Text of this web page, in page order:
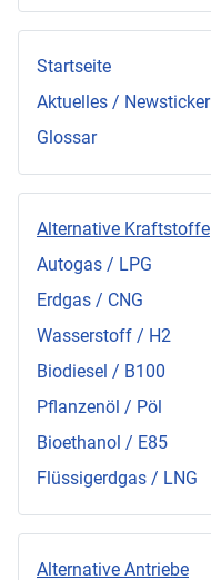
Startseite
Aktuelles / Newsticker
Glossar
Alternative Kraftstoffe
Autogas / LPG
Erdgas / CNG
Wasserstoff / H2
Biodiesel / B100
Pflanzenöl / Pöl
Bioethanol / E85
Flüssigerdgas / LNG
Alternative Antriebe